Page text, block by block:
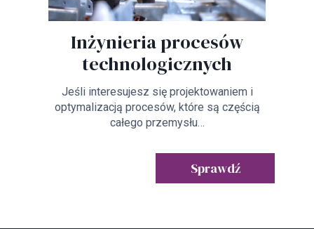
Inżynieria procesów
technologicznych
Jeśli interesujesz się projektowaniem i
optymalizacją procesów, które są częścią
całego przemysłu…
Sprawdź